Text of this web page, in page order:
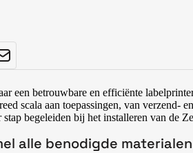
een betrouwbare en efficiënte
scala aan toepassingen, van verzend-
begeleiden bij het installeren van de
alle benodigde materialen